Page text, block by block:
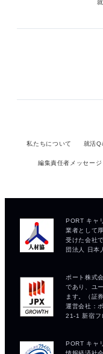
私たちについて 就活
編集責任者メッセージ